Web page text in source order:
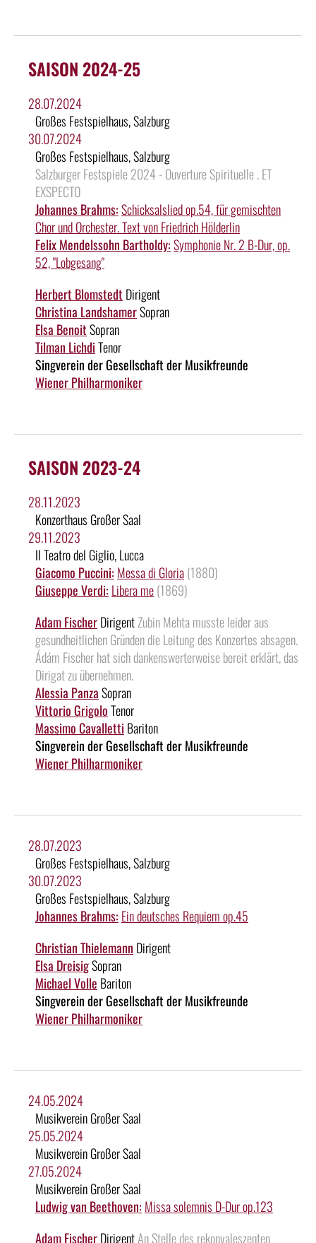
SAISON 2024-25
28.07.2024
Großes Festspielhaus, Salzburg
30.07.2024
Großes Festspielhaus, Salzburg
Salzburger Festspiele 2024 - Ouverture Spirituelle . ET
EXSPECTO
Johannes Brahms:Schicksalslied op.54, für gemischten
Chor und Orchester. Text von Friedrich Hölderlin
Felix Mendelssohn Bartholdy:Symphonie Nr. 2 B-Dur, op.
52, "Lobgesang"
Herbert Blomstedt Dirigent
Christina LandshamerSopran
Elsa BenoitSopran
Tilman LichdiTenor
Singverein der Gesellschaft der Musikfreunde
Wiener Philharmoniker
SAISON 2023-24
28.11.2023
Konzerthaus Großer Saal
29.11.2023
Il Teatro del Giglio, Lucca
Giacomo Puccini: Messa di Gloria(1880)
Giuseppe Verdi: Libera me(1869)
Adam FischerDirigentZubin Mehta musste leider aus
gesundheitlichen Gründen die Leitung des Konzertes absagen.
Ádám Fischer hat sich dankenswerterweise bereit erklärt, das
Dirigat zu übernehmen.
Alessia PanzaSopran
Vittorio GrigoloTenor
Massimo Cavalletti Bariton
Singverein der Gesellschaft der Musikfreunde
Wiener Philharmoniker
28.07.2023
Großes Festspielhaus, Salzburg
30.07.2023
Großes Festspielhaus, Salzburg
Johannes Brahms: Ein deutsches Requiem op.45
Christian Thielemann Dirigent
Elsa DreisigSopran
Michael Volle Bariton
Singverein der Gesellschaft der Musikfreunde
Wiener Philharmoniker
24.05.2024
Musikverein Großer Saal
25.05.2024
Musikverein Großer Saal
27.05.2024
Musikverein Großer Saal
Ludwig van Beethoven: Missa solemnis D-Dur op.123
Adam FischerDirigentAn Stelle des rekonvaleszenten